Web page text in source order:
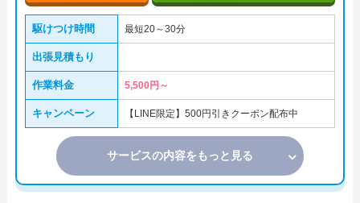
駆けつけ時間 最短20～30分
出張見積もり
作業料金 5,500円～
キャンペーン 【LINE限定】500円引きクーポン配布中
サービスの内容をもっと見る